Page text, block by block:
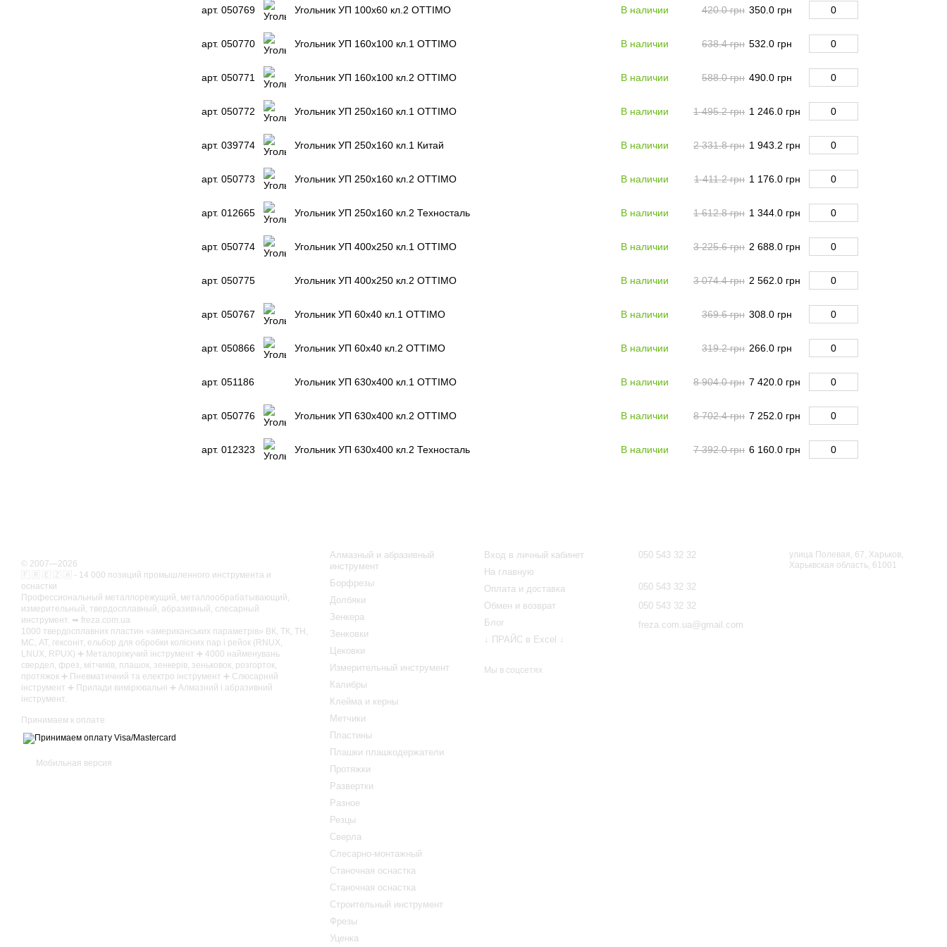
арт. 050769 Угольник УП 100х60 кл.2 OTTIMO В наличии 420.0 грн 350.0 грн
арт. 050770 Угольник УП 160х100 кл.1 OTTIMO В наличии 638.4 грн 532.0 грн
арт. 050771 Угольник УП 160х100 кл.2 OTTIMO В наличии 588.0 грн 490.0 грн
арт. 050772 Угольник УП 250х160 кл.1 OTTIMO В наличии 1 495.2 грн 1 246.0 грн
арт. 039774 Угольник УП 250х160 кл.1 Китай В наличии 2 331.8 грн 1 943.2 грн
арт. 050773 Угольник УП 250х160 кл.2 OTTIMO В наличии 1 411.2 грн 1 176.0 грн
арт. 012665 Угольник УП 250х160 кл.2 Техносталь В наличии 1 612.8 грн 1 344.0 грн
арт. 050774 Угольник УП 400х250 кл.1 OTTIMO В наличии 3 225.6 грн 2 688.0 грн
арт. 050775 Угольник УП 400х250 кл.2 OTTIMO В наличии 3 074.4 грн 2 562.0 грн
арт. 050767 Угольник УП 60х40 кл.1 OTTIMO В наличии 369.6 грн 308.0 грн
арт. 050866 Угольник УП 60х40 кл.2 OTTIMO В наличии 319.2 грн 266.0 грн
арт. 051186 Угольник УП 630х400 кл.1 OTTIMO В наличии 8 904.0 грн 7 420.0 грн
арт. 050776 Угольник УП 630х400 кл.2 OTTIMO В наличии 8 702.4 грн 7 252.0 грн
арт. 012323 Угольник УП 630х400 кл.2 Техносталь В наличии 7 392.0 грн 6 160.0 грн
© 2007—2026
🇫 🇷 🇪 🇿 🇦 - 14 000 позиций промышленного инструмента и
оснастки
Профессиональный металлорежущий, металлообрабатывающий,
измерительный, твердосплавный, абразивный, слесарный
инструмент. ➥ freza.com.ua
1000 твердосплавних пластин «американських параметрів» ВК, ТК, ТН,
МС, АТ, гексоніт, ельбор для обробки колісних пар і рейок (RNUX,
LNUX, RPUX) ➕ Металоріжучий інструмент ➕ 4000 найменувань
свердел, фрез, мітчиків, плашок, зенкерів, зеньковок, розгорток,
протяжок ➕ Пневматичний та електро інструмент ➕ Слюсарний
інструмент ➕ Прилади вимірювальні ➕ Алмазний і абразивний
інструмент.
Принимаем к оплате
Мобильная версия
Алмазный и абразивный
инструмент
Борфрезы
Долбяки
Зенкера
Зенковки
Цековки
Измерительный инструмент
Калибры
Клейма и керны
Метчики
Пластины
Плашки плашкодержатели
Протяжки
Развертки
Разное
Резцы
Сверла
Слесарно-монтажный
Станочная оснастка
Станочная оснастка
Строительный инструмент
Фрезы
Уценка
Вход в личный кабинет
На главную
Оплата и доставка
Обмен и возврат
Блог
↓ ПРАЙС в Excel ↓
Мы в соцсетях
050 543 32 32
050 543 32 32
050 543 32 32
freza.com.ua@gmail.com
улица Полевая, 67, Харьков,
Харьквская область, 61001